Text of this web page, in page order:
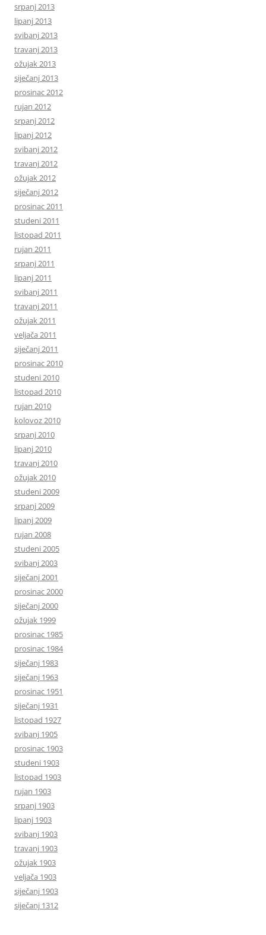
srpanj 2013
lipanj 2013
svibanj 2013
travanj 2013
ožujak 2013
siječanj 2013
prosinac 2012
rujan 2012
srpanj 2012
lipanj 2012
svibanj 2012
travanj 2012
ožujak 2012
siječanj 2012
prosinac 2011
studeni 2011
listopad 2011
rujan 2011
srpanj 2011
lipanj 2011
svibanj 2011
travanj 2011
ožujak 2011
veljača 2011
siječanj 2011
prosinac 2010
studeni 2010
listopad 2010
rujan 2010
kolovoz 2010
srpanj 2010
lipanj 2010
travanj 2010
ožujak 2010
studeni 2009
srpanj 2009
lipanj 2009
rujan 2008
studeni 2005
svibanj 2003
siječanj 2001
prosinac 2000
siječanj 2000
ožujak 1999
prosinac 1985
prosinac 1984
siječanj 1983
siječanj 1963
prosinac 1951
siječanj 1931
listopad 1927
svibanj 1905
prosinac 1903
studeni 1903
listopad 1903
rujan 1903
srpanj 1903
lipanj 1903
svibanj 1903
travanj 1903
ožujak 1903
veljača 1903
siječanj 1903
siječanj 1312